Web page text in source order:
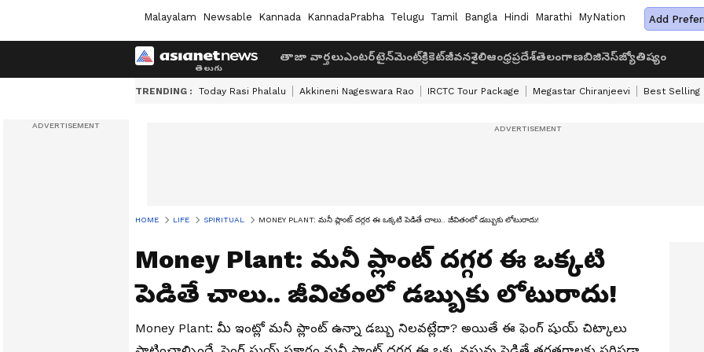
Malayalam Newsable Kannada KannadaPrabha Telugu Tamil Bangla Hindi Marathi MyNation Add
తాజా వార్తలుఎంటర్‌టైన్‌మెంట్క్రికెట్జీవనశైలిఆంధ్రప్రదేశ్తెలంగాణబిజినెస్జ్యోతిష్యం
TRENDING : Today Rasi Phalalu Akkineni Nageswara Rao IRCTC Tour Package Megastar Chiranjeevi Best Selling
HOME LIFE SPIRITUAL MONEY PLANT: మనీ ప్లాంట్ దగ్గర ఈ ఒక్కటి పెడితే చాలు.. జీవితంలో డబ్బుకు లోటురాదు!
Money Plant: మనీ ప్లాంట్ దగ్గర ఈ ఒక్కటి
పెడితే చాలు.. జీవితంలో డబ్బుకు లోటురాదు!
Money Plant: మీ ఇంట్లో మనీ ప్లాంట్ ఉన్నా డబ్బు నిలవట్లేదా? అయితే ఈ ఫెంగ్ షుయ్ చిట్కాలు